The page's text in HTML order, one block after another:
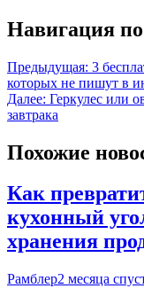
Навигация
Предыдущая: 3
которых не пишут в
Далее: Геркулес или
завтрака
Похожие
Как
кухонный
хранения
Рамблер2 месяца